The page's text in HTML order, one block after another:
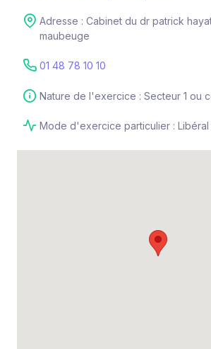
Adresse : Cabinet du dr patrick
maubeuge
01 48 78 10 10
Nature de l'exercice : Secteur 1 ou
Mode d'exercice particulier : Libéral